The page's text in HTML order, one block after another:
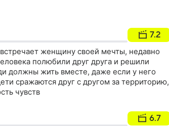
7.2
женщину своей мечты, недавно
полюбили друг друга и решили
должны жить вместе, даже если у него
сражаются друг с другом за территорию,
чувств
6.7